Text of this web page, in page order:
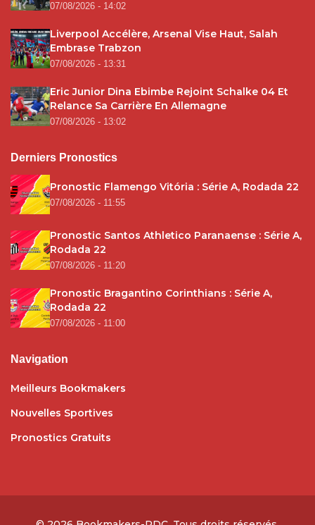
07/08/2026 - 14:02
Liverpool Accélère, Arsenal Vise Haut, Salah
Embrase Trabzon
07/08/2026 - 13:31
Eric Junior Dina Ebimbe Rejoint Schalke 04 Et
Relance Sa Carrière En Allemagne
07/08/2026 - 13:02
Derniers Pronostics
Pronostic Flamengo Vitória : Série A, Rodada 22
07/08/2026 - 11:55
Pronostic Santos Athletico Paranaense : Série A,
Rodada 22
07/08/2026 - 11:20
Pronostic Bragantino Corinthians : Série A,
Rodada 22
07/08/2026 - 11:00
Navigation
Meilleurs Bookmakers
Nouvelles Sportives
Pronostics Gratuits